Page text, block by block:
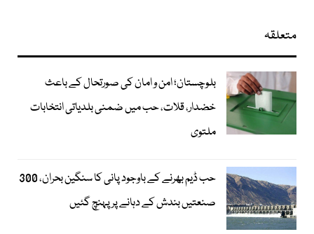
متعلقہ
بلوچستان؛ امن و امان کی صورتحال کے باعث
خضدار، قلات، حب میں ضمنی بلدیاتی انتخابات
ملتوی
حب ڈیم بھرنے کے باوجود پانی کا سنگین بحران، 300
صنعتیں بندش کے دہانے پر پہنچ گئیں